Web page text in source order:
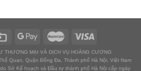
THƯƠNG MẠI VÀ DỊCH VỤ HOÀNG CƯƠNG
Quan, Quận Đống Đa, Thành phố Hà Nội, Việt Nam
Sở Kế hoạch và Đầu tư thành phố Hà Nội cấp ngày